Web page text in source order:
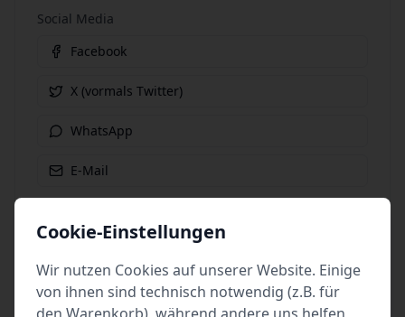
Social Media
Facebook
X (vormals Twitter)
WhatsApp
E-Mail
weitere
Produktionen des
Cookie-Einstellungen
Wir nutzen Cookies auf unserer Website. Einige
von ihnen sind technisch notwendig (z.B. für